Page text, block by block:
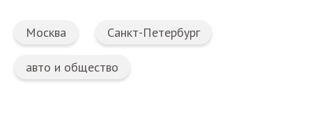
Москва Санкт-Петербург
авто и общество